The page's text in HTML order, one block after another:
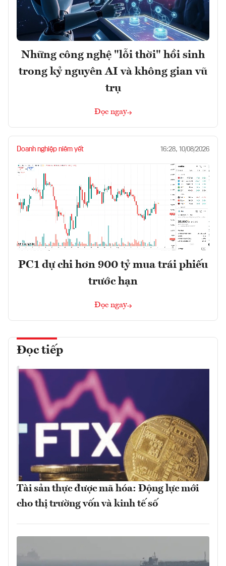
Những công nghệ "lỗi thời" hồi sinh
trong kỷ nguyên AI và không gian vũ
trụ
Đọc ngay
Doanh nghiệp niêm yết 16:28, 10/08/2026
PC1 dự chi hơn 900 tỷ mua trái phiếu
trước hạn
Đọc ngay
Đọc tiếp
Tài sản thực được mã hóa: Động lực mới
cho thị trường vốn và kinh tế số